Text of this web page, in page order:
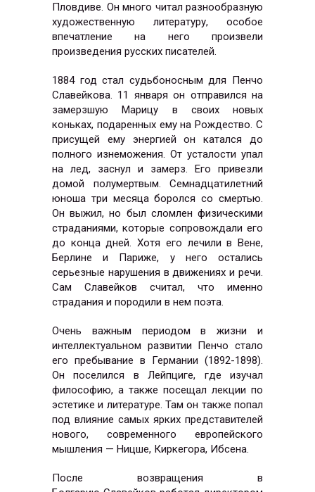
Пловдиве. Он много читал разнообразную
художественную литературу, особое
впечатление на него произвели
произведения русских писателей.
1884 год стал судьбоносным для Пенчо
Славейкова. 11 января он отправился на
замерзшую Марицу в своих новых
коньках, подаренных ему на Рождество. С
присущей ему энергией он катался до
полного изнеможения. От усталости упал
на лед, заснул и замерз. Его привезли
домой полумертвым. Семнадцатилетний
юноша три месяца боролся со смертью.
Он выжил, но был сломлен физическими
страданиями, которые сопровождали его
до конца дней. Хотя его лечили в Вене,
Берлине и Париже, у него остались
серьезные нарушения в движениях и речи.
Сам Славейков считал, что именно
страдания и породили в нем поэта.
Очень важным периодом в жизни и
интеллектуальном развитии Пенчо стало
его пребывание в Германии (1892-1898).
Он поселился в Лейпциге, где изучал
философию, а также посещал лекции по
эстетике и литературе. Там он также попал
под влияние самых ярких представителей
нового, современного европейского
мышления — Ницше, Киркегора, Ибсена.
После возвращения в